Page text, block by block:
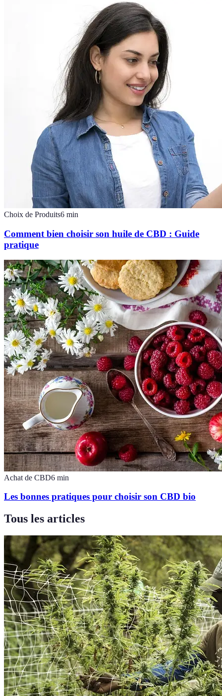
Choix de Produits6 min
Comment bien choisir son huile de CBD : Guide
pratique
Achat de CBD6 min
Les bonnes pratiques pour choisir son CBD bio
Tous les articles